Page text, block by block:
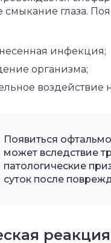
смыкание глаза.
инфекция;
организма;
воздействие
Появиться
может вследствие
патологические
суток после
реакция